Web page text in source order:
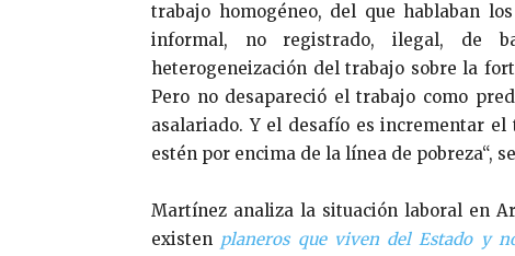
trabajo homogéneo, del que hablaban
informal, no registrado, ilegal, de
heterogeneización del trabajo sobre la
Pero no desapareció el trabajo como
asalariado. Y el desafío es incrementar
estén por encima de la línea de pobreza“,
Martínez analiza la situación laboral en
existen planeros que viven del Estado y